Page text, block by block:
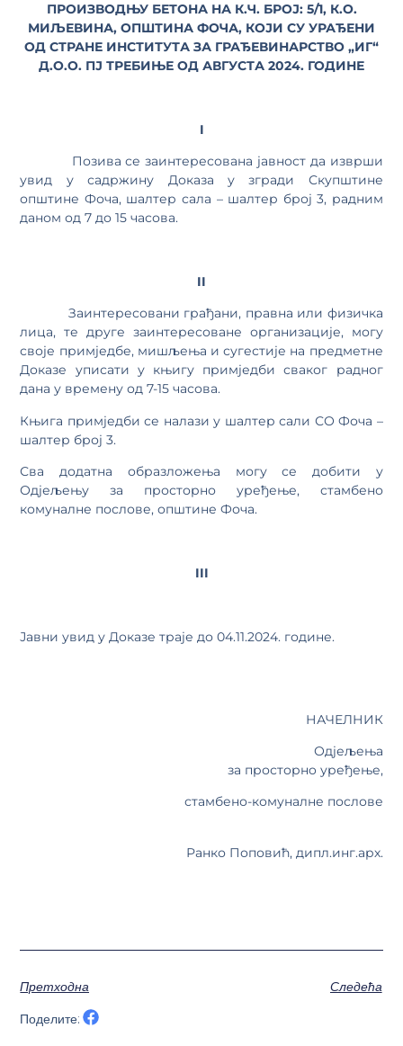
ПРОИЗВОДЊУ БЕТОНА НА К.Ч. БРОЈ: 5/1, К.О.
МИЉЕВИНА, ОПШТИНА ФОЧА, КОЈИ СУ УРАЂЕНИ
ОД СТРАНЕ ИНСТИТУТА ЗА ГРАЂЕВИНАРСТВО „ИГ“
Д.О.О. ПЈ ТРЕБИЊЕ ОД АВГУСТА 2024. ГОДИНЕ
I
Позива се заинтересована јавност да изврши
увид у садржину Доказа у згради Скупштине
општине Фоча, шалтер сала – шалтер број 3, радним
даном од 7 до 15 часова.
II
Заинтересовани грађани, правна или физичка
лица, те друге заинтересоване организације, могу
своје примједбе, мишљења и сугестије на предметне
Доказе уписати у књигу примједби сваког радног
дана у времену од 7-15 часова.
Књига примједби се налази у шалтер сали СО Фоча –
шалтер број 3.
Сва додатна образложења могу се добити у
Одјељењу за просторно уређење, стамбено
комуналне послове, општине Фоча.
III
Јавни увид у Доказе траје до 04.11.2024. године.
НАЧЕЛНИК
Одјељења
за просторнo уређење,
стамбено-комуналне послове
Ранко Поповић, дипл.инг.арх.
Претходна
Следећа
Поделите: